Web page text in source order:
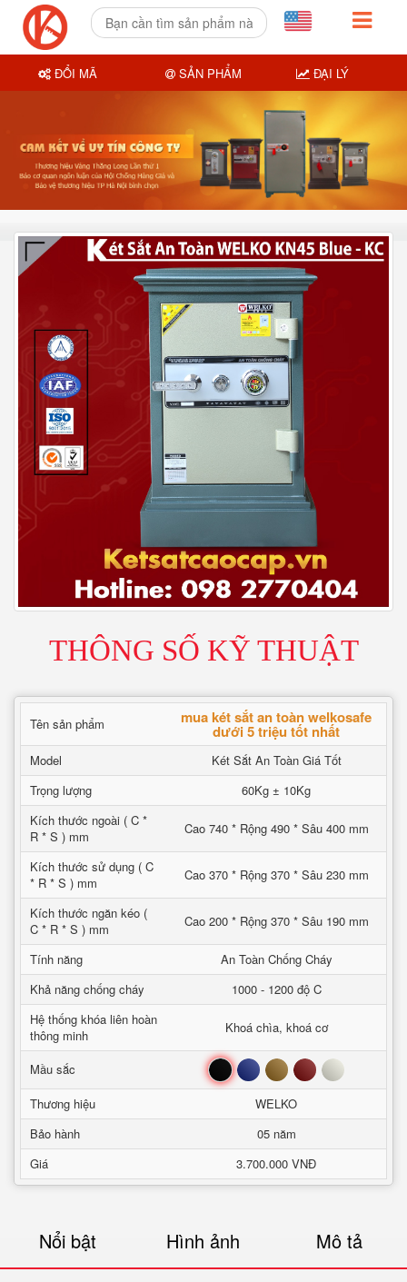
THÔNG SỐ KỸ THUẬT
Tên sản phẩm mua két sắt an toàn welkosafe
dưới 5 triệu tốt nhất
Model
Két Sắt An Toàn Giá Tốt
Trọng lượng
60Kg ± 10Kg
Kích thước ngoài ( C *
R * S ) mm
Cao 740 * Rộng 490 * Sâu 400 mm
Kích thước sử dụng ( C
* R * S ) mm
Cao 370 * Rộng 370 * Sâu 230 mm
Kích thước ngăn kéo (
C * R * S ) mm
Cao 200 * Rộng 370 * Sâu 190 mm
Tính năng
An Toàn Chống Cháy
Khả năng chống cháy
1000 - 1200 độ C
Hệ thống khóa liên hoàn
thông minh
Khoá chìa, khoá cơ
Mầu sắc Đen Xanh Nâu Đỏ Trắng
Thương hiệu
WELKO
Bảo hành
05 năm
Giá
3.700.000 VNĐ
Nổi bật Hình ảnh Mô tả
ĐỔI MÃ SẢN PHẨM ĐẠI LÝ